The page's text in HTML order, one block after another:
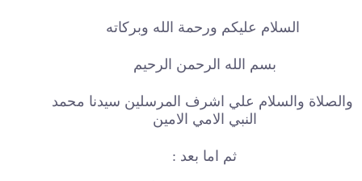
السلام عليكم ورحمة الله وبركاته
بسم الله الرحمن الرحيم
والصلاة والسلام علي اشرف المرسلين سيدنا محمد
النبي الامي الامين
ثم اما بعد :